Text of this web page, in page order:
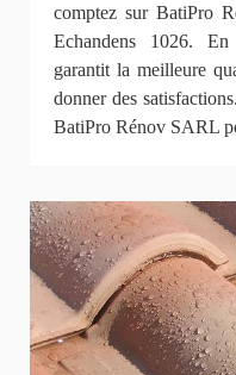
comptez sur BatiPro
Echandens 1026.
garantit la meilleure
donner des
BatiPro Rénov SARL